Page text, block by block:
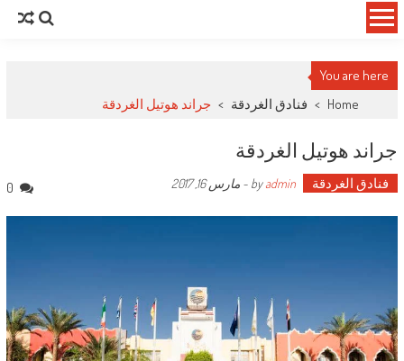
You are here
Home
> فنادق الغردقة > جراند هوتيل الغردقة
جراند هوتيل الغردقة
فنادق الغردقة admin
- مارس 16, 2017 0